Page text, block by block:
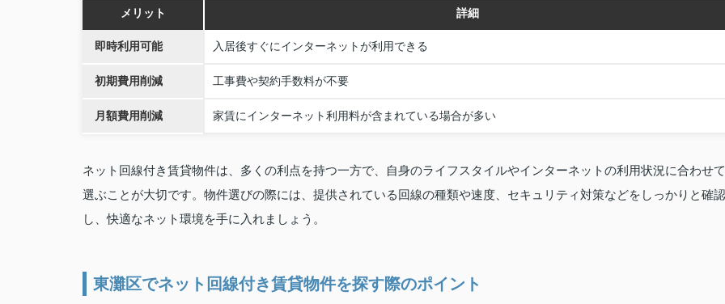
メリット 詳細
即時利用可能 入居後すぐにインターネットが利用できる
初期費用削減 工事費や契約手数料が不要
月額費用削減 家賃にインターネット利用料が含まれている場合が多い
ネット回線付き賃貸物件は、多くの利点を持つ一方で、自身のライフスタイルやインターネットの利用状況に合わせて
選ぶことが大切です。物件選びの際には、提供されている回線の種類や速度、セキュリティ対策などをしっかりと確認
し、快適なネット環境を手に入れましょう。
東灘区でネット回線付き賃貸物件を探す際のポイント